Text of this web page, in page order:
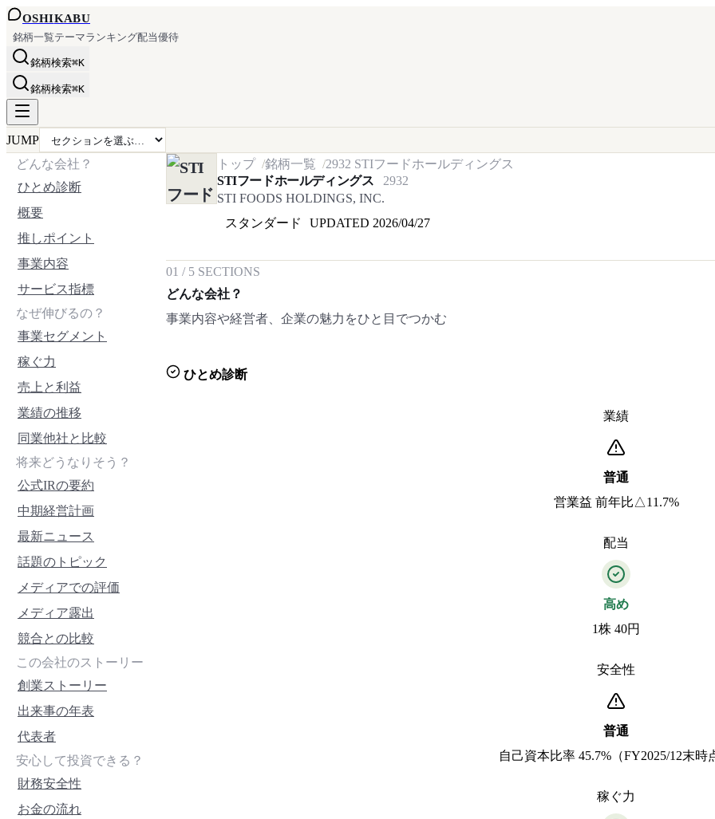
OSHIKABU
銘柄一覧テーマランキング配当優待
銘柄検索⌘K
銘柄検索⌘K
JUMP
どんな会社？
ひとめ診断
概要
推しポイント
事業内容
サービス指標
なぜ伸びるの？
事業セグメント
稼ぐ力
売上と利益
業績の推移
同業他社と比較
将来どうなりそう？
公式IRの要約
中期経営計画
最新ニュース
話題のトピック
メディアでの評価
メディア露出
競合との比較
この会社のストーリー
創業ストーリー
出来事の年表
代表者
安心して投資できる？
財務安全性
お金の流れ
トップ 銘柄一覧 2932 STIフードホールディングス
STIフードホールディングス
2932
STI FOODS HOLDINGS, INC.
スタンダード
UPDATED 2026/04/27
01 / 5 SECTIONS
どんな会社？
事業内容や経営者、企業の魅力をひと目でつかむ
ひとめ診断
業績
普通
営業益 前年比△11.7%
配当
高め
1株 40円
安全性
普通
自己資本比率 45.7%（FY2025/12末時
稼ぐ力